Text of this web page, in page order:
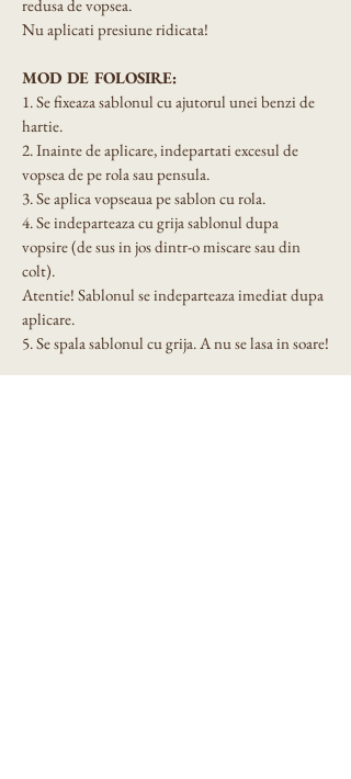
redusa de vopsea.
Nu aplicati presiune ridicata!
MOD DE FOLOSIRE:
1. Se fixeaza sablonul cu ajutorul unei benzi de
hartie.
2. Inainte de aplicare, indepartati excesul de
vopsea de pe rola sau pensula.
3. Se aplica vopseaua pe sablon cu rola.
4. Se indeparteaza cu grija sablonul dupa
vopsire (de sus in jos dintr-o miscare sau din
colt).
Atentie! Sablonul se indeparteaza imediat dupa
aplicare.
5. Se spala sablonul cu grija. A nu se lasa in soare!